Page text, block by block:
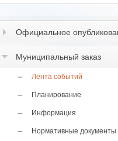
Официальное
Муниципальный заказ
Лента событий
Планирование
Информация
Нормативные документы